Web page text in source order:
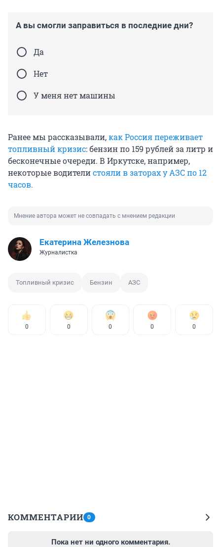
А вы смогли заправиться в последние дни?
Да
Нет
У меня нет машины
Ранее мы рассказывали,как Россия переживает
топливный кризис: бензин по 159 рублей за литр и
бесконечные очереди. В Иркутске, например,
некоторые водителистояли в заторах у АЗС по 12
часов.
Мнение автора может не совпадать с мнением редакции
Екатерина Железнова
Журналистка
Топливный кризис Бензин АЗС
0 0 0 0 0
КОММЕНТАРИИ 0
Пока нет ни одного комментария.